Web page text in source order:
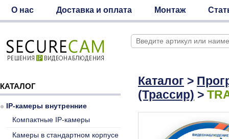
О нас Доставка и оплата Монтаж
Каталог >
(Трассир) >
КАТАЛОГ
IP-камеры внутренние
Компактные IP-камеры
Камеры в стандартном корпусе